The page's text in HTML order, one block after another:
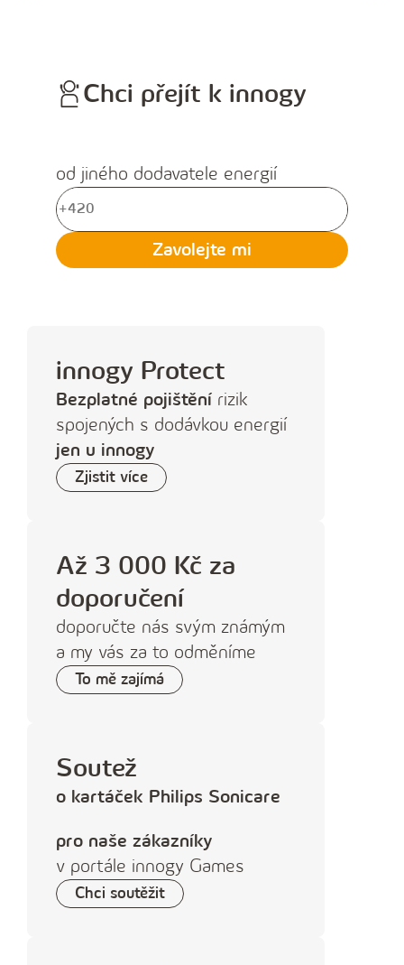
Chci přejít k innogy
od jiného dodavatele energií
V
y
t
e
t
e
l
e
n
n
í
č
í
o
Zavolejte mi
innogy Protect
Bezplatné pojištění rizik
spojených s dodávkou energií
jen u innogy
Zjistit více
Až 3 000 Kč za
doporučení
doporučte nás svým známým
a my vás za to odměníme
To mě zajímá
Soutež
o kartáček Philips Sonicare
pro naše zákazníky
v ‍portále innogy ‍Games
Chci soutěžit